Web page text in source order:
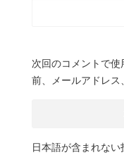
次回のコメントで
前、メールアドレス
日本語が含まれな